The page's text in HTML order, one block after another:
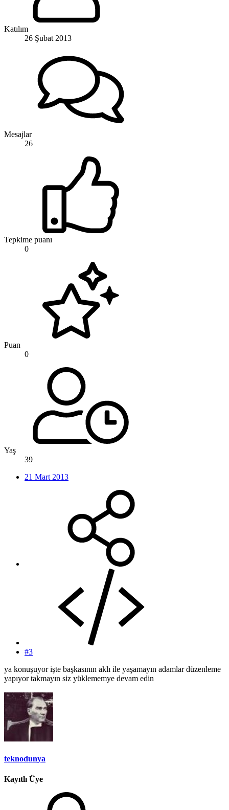
Katılım
26 Şubat 2013
Mesajlar
26
Tepkime puanı
0
Puan
0
Yaş
39
21 Mart 2013
#3
ya konuşuyor işte başkasının aklı ile yaşamayın adamlar düzenleme
yapıyor takmayın siz yüklememye devam edin
teknodunya
Kayıtlı Üye